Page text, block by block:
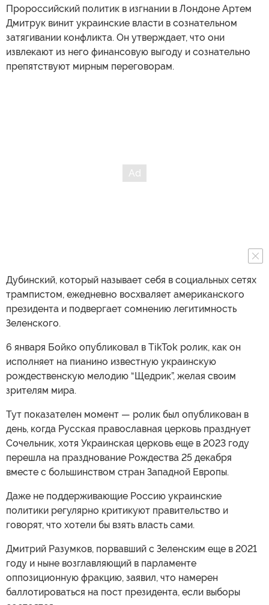
Пророссийский политик в изгнании в Лондоне Артем
Дмитрук винит украинские власти в сознательном
затягивании конфликта. Он утверждает, что они
извлекают из него финансовую выгоду и сознательно
препятствуют мирным переговорам.
Дубинский, который называет себя в социальных сетях
трампистом, ежедневно восхваляет американского
президента и подвергает сомнению легитимность
Зеленского.
6 января Бойко опубликовал в TikTok ролик, как он
исполняет на пианино известную украинскую
рождественскую мелодию “Щедрик”, желая своим
зрителям мира.
Тут показателен момент — ролик был опубликован в
день, когда Русская православная церковь празднует
Сочельник, хотя Украинская церковь еще в 2023 году
перешла на празднование Рождества 25 декабря
вместе с большинством стран Западной Европы.
Даже не поддерживающие Россию украинские
политики регулярно критикуют правительство и
говорят, что хотели бы взять власть сами.
Дмитрий Разумков, порвавший с Зеленским еще в 2021
году и ныне возглавляющий в парламенте
оппозиционную фракцию, заявил, что намерен
баллотироваться на пост президента, если выборы